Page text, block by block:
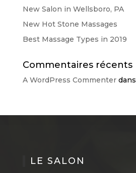
New Salon in Wellsboro, PA
New Hot Stone Massages
Best Massage Types in 2019
Commentaires récents
A WordPress Commenterdans
LE SALON